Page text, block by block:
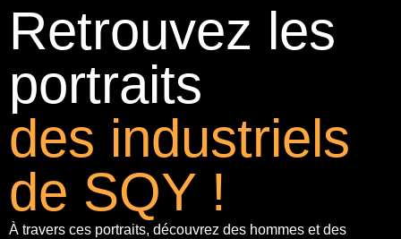
Retrouvez les
portraits
des industriels
de SQY !
À travers ces portraits, découvrez des hommes et des